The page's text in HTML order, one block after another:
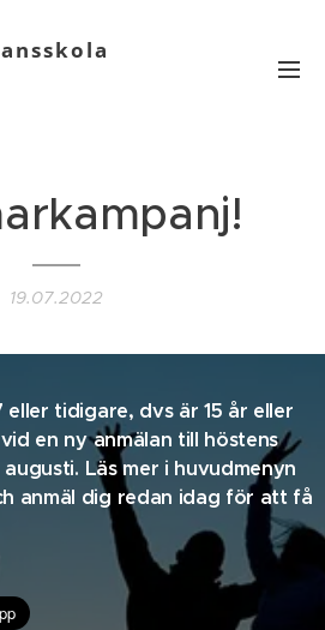
19.07.2022
tidigare, dvs är 15 år eller
en ny anmälan till höstens
Läs mer i huvudmenyn
anmäl dig redan idag för att få